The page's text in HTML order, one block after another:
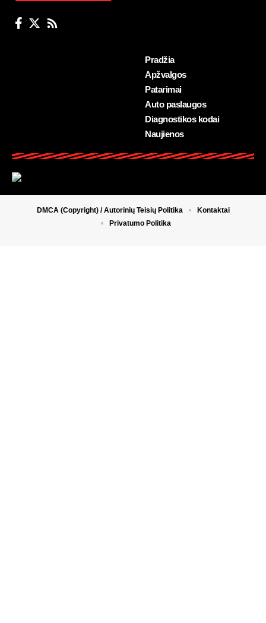
Pradžia
Apžvalgos
Patarimai
Auto paslaugos
Diagnostikos kodai
Naujienos
DMCA (Copyright) / Autorinių Teisių Politika
Kontaktai
Privatumo Politika